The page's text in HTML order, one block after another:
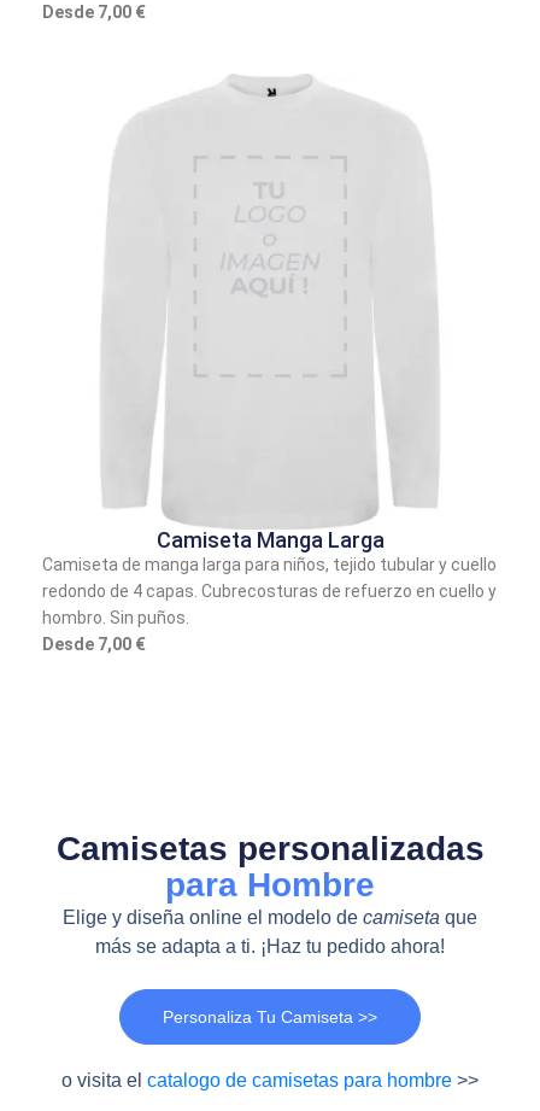
Desde 7,00 €
Camiseta Manga Larga
Camiseta de manga larga para niños, tejido tubular y cuello
redondo de 4 capas. Cubrecosturas de refuerzo en cuello y
hombro. Sin puños.
Desde 7,00 €
Camisetas personalizadas
para Hombre
Elige y diseña online el modelo de camiseta que
más se adapta a ti. ¡Haz tu pedido ahora!
Personaliza Tu Camiseta >>
o visita el catalogo de camisetas para hombre >>